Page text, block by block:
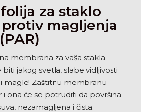
za staklo
magljenja
(PAR)
membrana za vaša stakla
biti jakog svetla, slabe vidljivosti
magle! Zaštitnu membranu
ona će se potruditi da površina
nezamagljena i čista.